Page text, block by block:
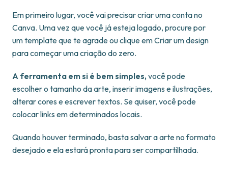
Em primeiro lugar, você vai precisar criar uma conta no
Canva. Uma vez que você já esteja logado, procure por
um template que te agrade ou clique em Criar um design
para começar uma criação do zero.
A ferramenta em si é bem simples, você pode
escolher o tamanho da arte, inserir imagens e ilustrações,
alterar cores e escrever textos. Se quiser, você pode
colocar links em determinados locais.
Quando houver terminado, basta salvar a arte no formato
desejado e ela estará pronta para ser compartilhada.